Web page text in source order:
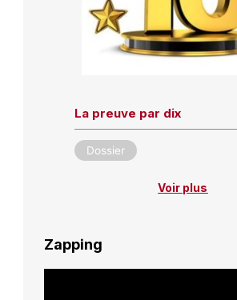
La preuve par dix
Dossier
Voir plus
Zapping